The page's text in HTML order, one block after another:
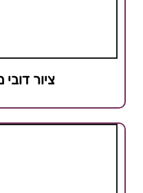
ציור